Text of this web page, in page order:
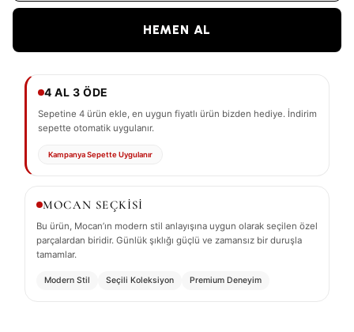
HEMEN AL
4 AL 3 ÖDE
Sepetine 4 ürün ekle, en uygun fiyatlı ürün bizden hediye. İndirim
sepette otomatik uygulanır.
Kampanya Sepette Uygulanır
MOCAN SEÇKİSİ
Bu ürün, Mocan’ın modern stil anlayışına uygun olarak seçilen özel
parçalardan biridir. Günlük şıklığı güçlü ve zamansız bir duruşla
tamamlar.
Modern Stil Seçili Koleksiyon Premium Deneyim